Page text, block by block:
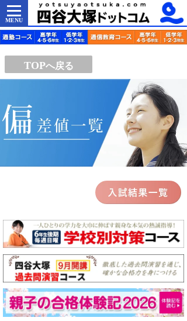
MENU
TOPへ戻る